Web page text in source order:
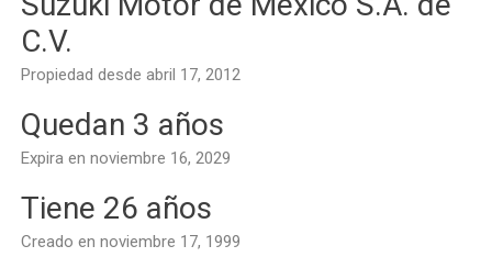
C.V.
Propiedad desde abril 17, 2012
Quedan 3 años
Expira en noviembre 16, 2029
Tiene 26 años
Creado en noviembre 17, 1999